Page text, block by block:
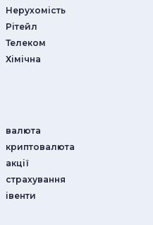
Нерухомість
Рітейл
Телеком
Хімічна
валюта
криптовалюта
акції
страхування
iвенти